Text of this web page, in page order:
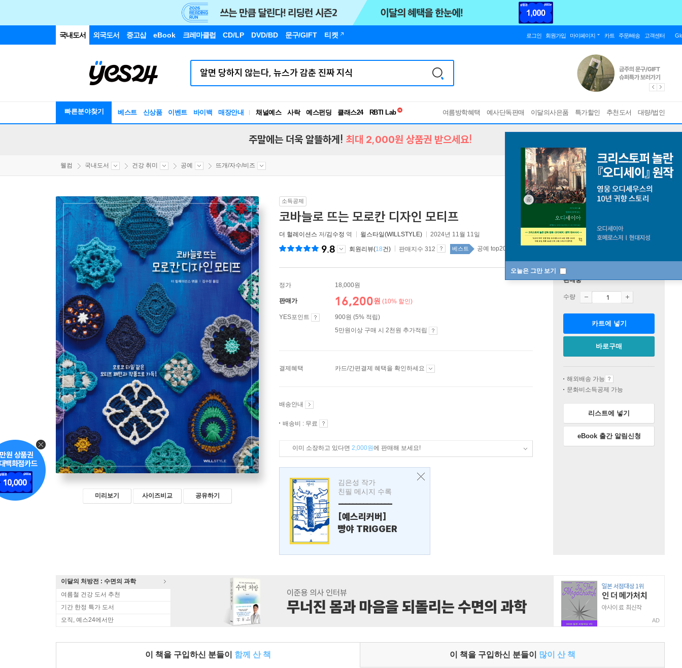
국내도서 외국도서 중고샵 eBook 크레마클럽 CD/LP DVD/BD 문구/GIFT 티켓 로그인 회원가입 마이페이지 카트 주문/배송 고객센터
빠른분야찾기 베스트 신상품 이벤트 바이백 매장안내 채널예스 사락 예스펀딩 클래스24
RBTI Lab
독서유형검사
여름방학혜택 예사단독판매 이달의사은품 특가할인 추천도서 대량/법인
오늘은 그만 보기
주말에는 더욱 알뜰하게! 최대 2,000원 상품권 받으세요!
웰컴 국내도서 건강 취미 공예 뜨개/자수/비즈
미리보기 사이즈비교 공유하기
소득공제
코바늘로 뜨는 모로칸 디자인 모티프
더 헐레이션스 저/김수정 역 윌스타일(WILLSTYLE) 2024년 11월 11일
9.8 회원리뷰(18건) 판매지수 312 베스트 공예 top20 1주
정가 18,000원
판매가 16,200원 (10% 할인)
YES포인트
900원 (5% 적립)
5만원이상 구매 시 2천원 추가적립
결제혜택 카드/간편결제 혜택을 확인하세요
배송안내
배송비 : 무료
이미 소장하고 있다면 2,000원에 판매해 보세요!
김은성 작가
친필 메시지 수록
---------------
[예스리커버]
빵야 TRIGGER
판매중
수량
카트에 넣기
바로구매
해외배송 가능
문화비소득공제 가능
리스트에 넣기
eBook 출간 알림신청
이달의 처방전 : 수면의 과학
여름철 건강 도서 추천
기간 한정 특가 도서
오직, 예스24에서만
AD
이 책을 구입하신 분들이 함께 산 책 이 책을 구입하신 분들이 많이 산 책